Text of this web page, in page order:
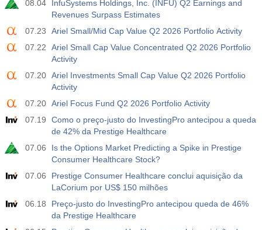
USD
7.9%
Atu.
Prév.
USD
Contagem Total de Sondas dos EUA por Baker
Hughes
Atu.
Projeç.
Prév.
USD
Mudança de Crédito ao Consumidor do Sistema de
Atu.
Projeç.
$​11.44 bilh
Prév.
Ouro - Posições Líquidas de Especuladores no
08.04
InfuSystems Holdings, Inc. (INFU) Q2 Earnings and
Revenues Surpass Estimates
07.23
Ariel Small/Mid Cap Value Q2 2026 Portfolio Activity
07.22
Ariel Small Cap Value Concentrated Q2 2026 Portfolio
Activity
07.20 Ariel Investments Small Cap Value Q2 2026 Portfolio
Activity
07.20 Ariel Focus Fund Q2 2026 Portfolio Activity
07.19
Como o preço-justo do InvestingPro antecipou a queda
de 42% da Prestige Healthcare
07.06
Is the Options Market Predicting a Spike in Prestige
Consumer Healthcare Stock?
07.06
Prestige Consumer Healthcare conclui aquisição da
LaCorium por US$ 150 milhões
06.18
Preço-justo do InvestingPro antecipou queda de 46%
da Prestige Healthcare